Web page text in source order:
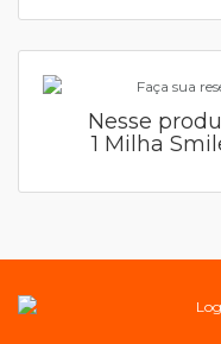
Nesse
1 Milha